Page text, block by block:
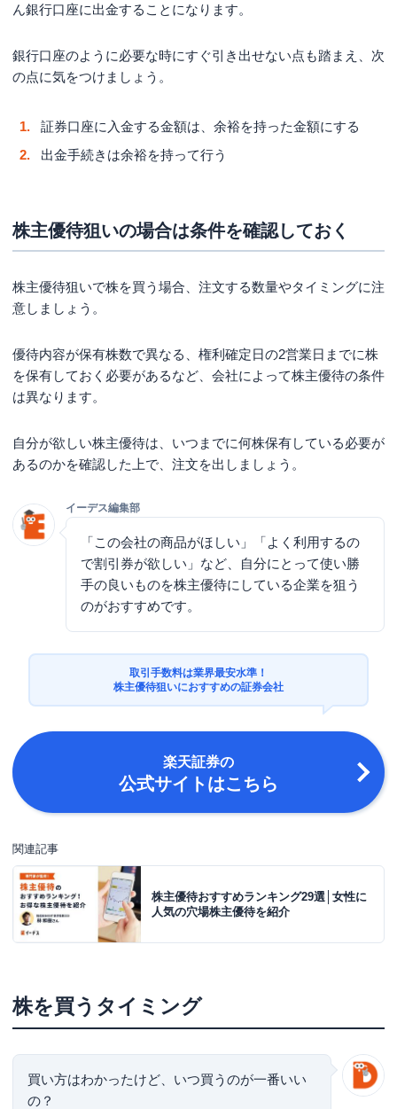
ん銀行口座に出金することになります。
銀行口座のように必要な時にすぐ引き出せない点も踏まえ、次
の点に気をつけましょう。
証券口座に入金する金額は、余裕を持った金額にする
出金手続きは余裕を持って行う
株主優待狙いの場合は条件を確認しておく
株主優待狙いで株を買う場合、注文する数量やタイミングに注
意しましょう。
優待内容が保有株数で異なる、権利確定日の2営業日までに株
を保有しておく必要があるなど、会社によって株主優待の条件
は異なります。
自分が欲しい株主優待は、いつまでに何株保有している必要が
あるのかを確認した上で、注文を出しましょう。
イーデス編集部
「この会社の商品がほしい」「よく利用するの
で割引券が欲しい」など、自分にとって使い勝
手の良いものを株主優待にしている企業を狙う
のがおすすめです。
取引手数料は業界最安水準！
株主優待狙いにおすすめの証券会社
楽天証券の
公式サイトはこちら
関連記事
株主優待おすすめランキング29選│女性に
人気の穴場株主優待を紹介
株を買うタイミング
買い方はわかったけど、いつ買うのが一番いい
の？